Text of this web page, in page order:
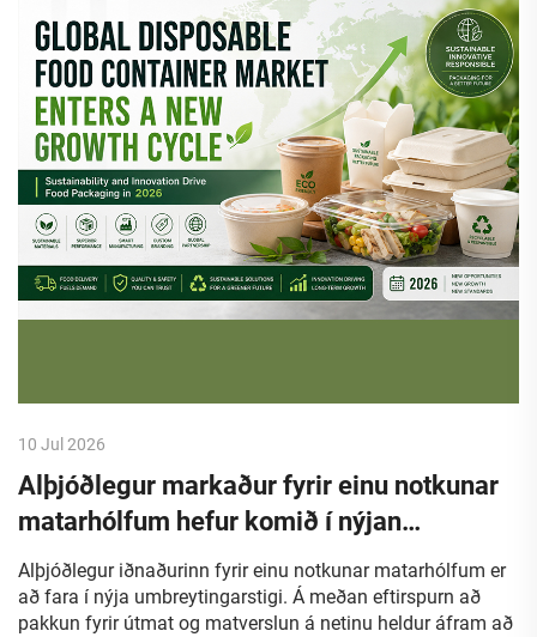
10 Jul 2026
Alþjóðlegur markaður fyrir einu notkunar
matarhólfum hefur komið í nýjan
vextisferil
Alþjóðlegur iðnaðurinn fyrir einu notkunar matarhólfum er
að fara í nýja umbreytingarstigi. Á meðan eftirspurn að
pakkun fyrir útmat og matverslun á netinu heldur áfram að